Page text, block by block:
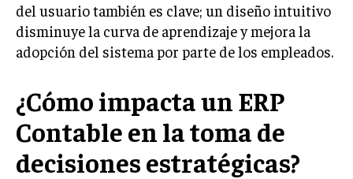
del usuario también es clave; un diseño intuitivo
disminuye la curva de aprendizaje y mejora la
adopción del sistema por parte de los empleados.
¿Cómo impacta un ERP
Contable en la toma de
decisiones estratégicas?